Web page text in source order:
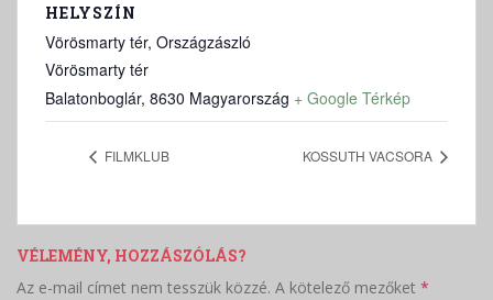
HELYSZÍN
Vörösmarty tér, Országzászló
Vörösmarty tér
Balatonboglár, 8630 Magyarország + Google Térkép
FILMKLUB KOSSUTH VACSORA
VÉLEMÉNY, HOZZÁSZÓLÁS?
Az e-mail címet nem tesszük közzé. A kötelező mezőket *